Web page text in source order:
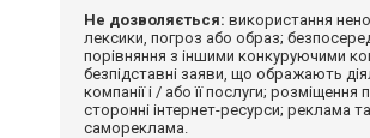
Не дозволяється: використання
лексики, погроз або образ;
порівняння з іншими конкуруючими
безпідставні заяви, що ображають
компанії і / або її послуги; розміщення
сторонні інтернет-ресурси; реклама та
самореклама.